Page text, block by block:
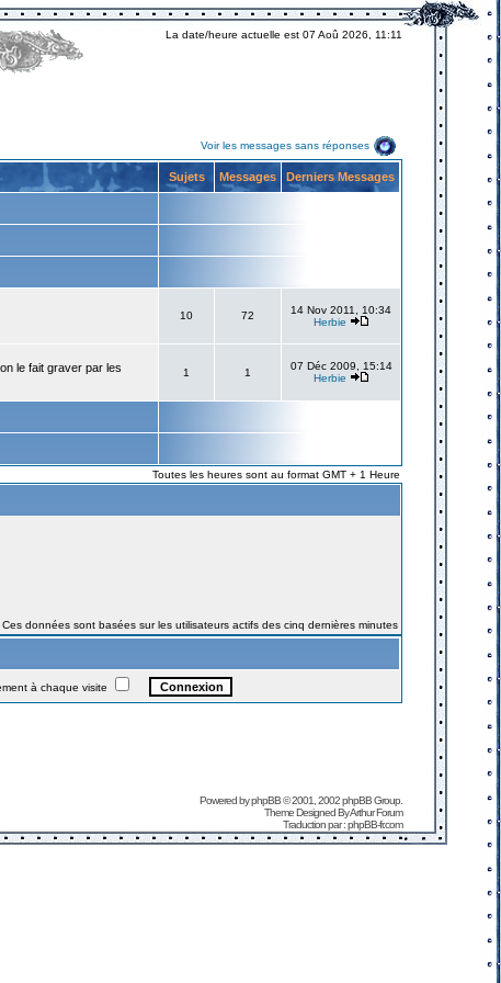
La date/heure actuelle est 07 Aoû 2026, 11:11
Voir les messages sans réponses
Sujets Messages Derniers Messages
10 72
14 Nov 2011, 10:34
Herbie
le fait graver par les
1 1
07 Déc 2009, 15:14
Herbie
Toutes les heures sont au format GMT + 1 Heure
Ces données sont basées sur les utilisateurs actifs des cinq dernières minutes
à chaque visite
Powered byphpBB© 2001, 2002 phpBB Group.
Theme Designed ByArthur Forum
Traduction par :phpBB-fr.com